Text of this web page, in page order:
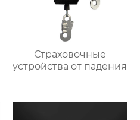
Страховочные
устройства от падения